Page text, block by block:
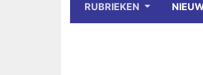
RUBRIEKEN